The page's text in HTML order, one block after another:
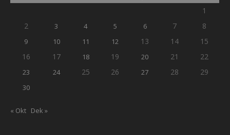
1
2
3 4 5 6 7 8
9 10 11 12 13 14
15
16
17 18 19 20 21 22
23 24 25 26 27 28 29
30
« Okt Dek »